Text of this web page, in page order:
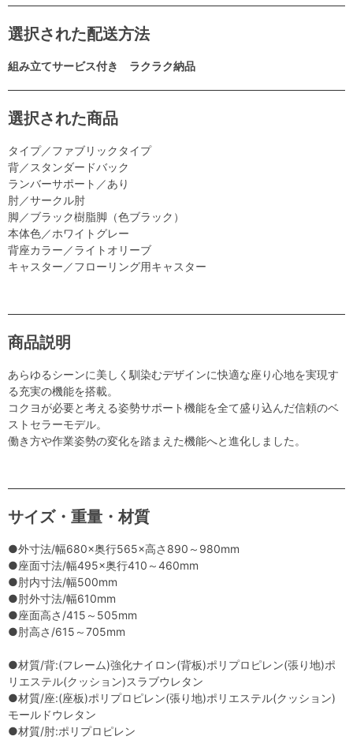
選択された配送方法
組み立てサービス付き ラクラク納品
選択された商品
タイプ／ファブリックタイプ
背／スタンダードバック
ランバーサポート／あり
肘／サークル肘
脚／ブラック樹脂脚（色ブラック）
本体色／ホワイトグレー
背座カラー／ライトオリーブ
キャスター／フローリング用キャスター
商品説明
あらゆるシーンに美しく馴染むデザインに快適な座り心地を実現す
る充実の機能を搭載。
コクヨが必要と考える姿勢サポート機能を全て盛り込んだ信頼のベ
ストセラーモデル。
働き方や作業姿勢の変化を踏まえた機能へと進化しました。
サイズ・重量・材質
●外寸法/幅680×奥行565×高さ890～980mm
●座面寸法/幅495×奥行410～460mm
●肘内寸法/幅500mm
●肘外寸法/幅610mm
●座面高さ/415～505mm
●肘高さ/615～705mm
●材質/背:(フレーム)強化ナイロン(背板)ポリプロピレン(張り地)ポ
リエステル(クッション)スラブウレタン
●材質/座:(座板)ポリプロピレン(張り地)ポリエステル(クッション)
モールドウレタン
●材質/肘:ポリプロピレン